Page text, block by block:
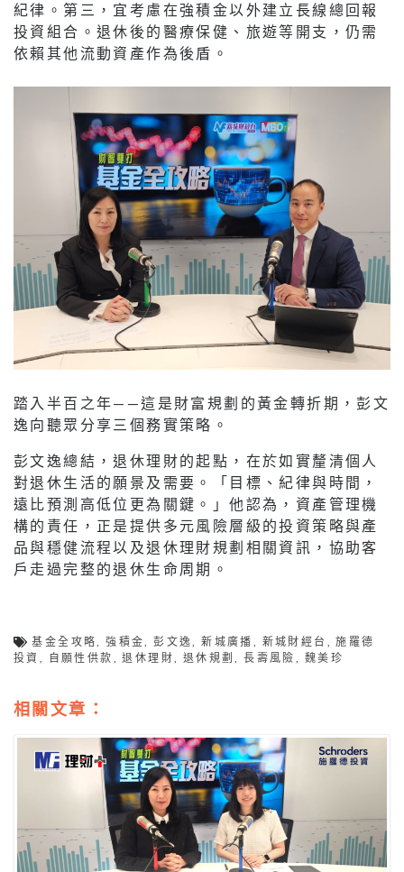
紀律。第三，宜考慮在強積金以外建立長線總回報
投資組合。退休後的醫療保健、旅遊等開支，仍需
依賴其他流動資產作為後盾。
踏入半百之年——這是財富規劃的黃金轉折期，彭文
逸向聽眾分享三個務實策略。
彭文逸總結，退休理財的起點，在於如實釐清個人
對退休生活的願景及需要。「目標、紀律與時間，
遠比預測高低位更為關鍵。」他認為，資產管理機
構的責任，正是提供多元風險層級的投資策略與產
品與穩健流程以及退休理財規劃相關資訊，協助客
戶走過完整的退休生命周期。
基金全攻略 ,強積金 ,彭文逸 ,新城廣播 新城財經台 ,施羅德
投資
自願性供款 ,退休理財 退休規劃 ,長壽風險 魏美珍
相關文章：